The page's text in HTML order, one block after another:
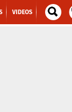
VIDEOS